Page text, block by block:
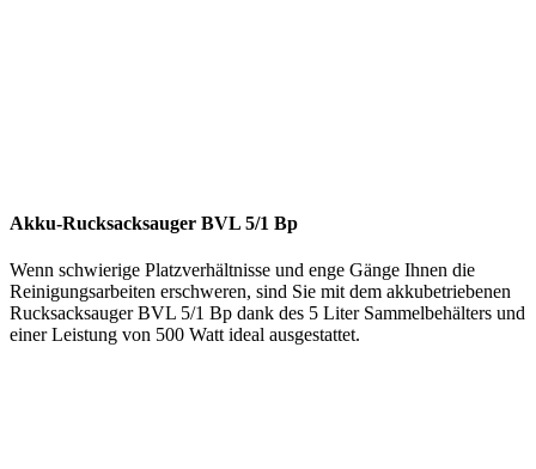
Akku-Rucksacksauger BVL 5/1 Bp
Wenn schwierige Platzverhältnisse und enge Gänge Ihnen die
Reinigungsarbeiten erschweren, sind Sie mit dem akkubetriebenen
Rucksacksauger BVL 5/1 Bp dank des 5 Liter Sammelbehälters und
einer Leistung von 500 Watt ideal ausgestattet.